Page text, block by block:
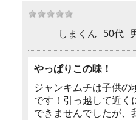
しまくん 50代
やっぱりこの味！
ジャンキムチは子供の
です！引っ越して近く
できませんでしたが、